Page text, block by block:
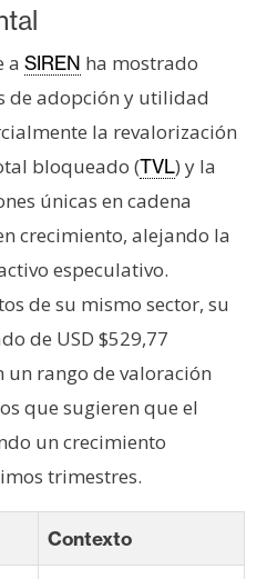
a SIREN ha mostrado
de adopción y utilidad
la revalorización
bloqueado (TVL) y la
únicas en cadena
crecimiento, alejando la
especulativo.
de su mismo sector, su
de USD $529,77
un rango de valoración
que sugieren que el
un crecimiento
trimestres.
Contexto